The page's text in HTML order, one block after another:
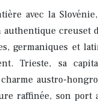
avec la
creuset
germaniques et
Trieste, sa
austro-
raffinée, son port